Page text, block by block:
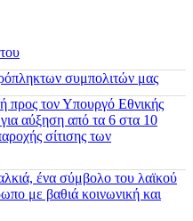
συμπολιτών μας
προς τον Υπουργό Εθνικής
αύξηση από τα 6 στα 10
σίτισης των
ένα σύμβολο του λαϊκού
με βαθιά κοινωνική και